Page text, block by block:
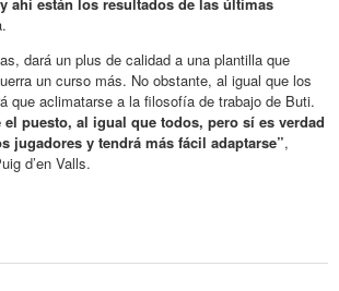
dará un plus de calidad a una plantilla que
un curso más. No obstante, al igual que los
que aclimatarse a la filosofía de trabajo de Buti.
el puesto, al igual que todos, pero sí es verdad
jugadores y tendrá más fácil adaptarse”,
d’en Valls.